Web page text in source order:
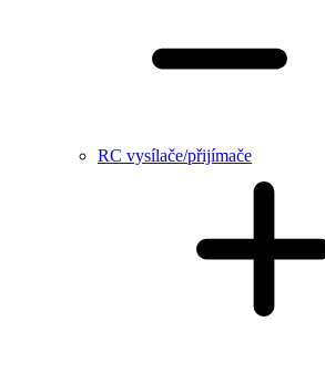
RC vysílače/přijímače